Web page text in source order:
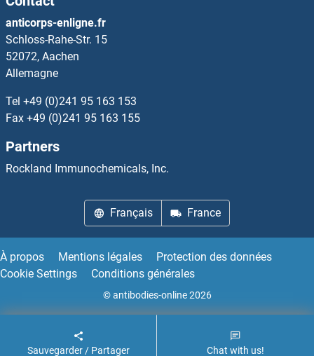
TM6SF1 Anticorps
TM7SF2 Anticorps
TM9SF1 Anticorps
TM9SF2 Anticorps
TM9SF4 Anticorps
TMBIM4 Anticorps
Tmc2 Anticorps
Tmc4 Anticorps
anticorps-enligne.fr
Schloss-Rahe-Str. 15
52072, Aachen
Allemagne
Tel +49 (0)241 95 163 153
Fax +49 (0)241 95 163 155
Partners
Rockland Immunochemicals, Inc.
Français France
À propos Mentions légales
Protection des données
Cookie Settings
Conditions générales
© antibodies-online 2026
Sauvegarder / Partager Chat with us!